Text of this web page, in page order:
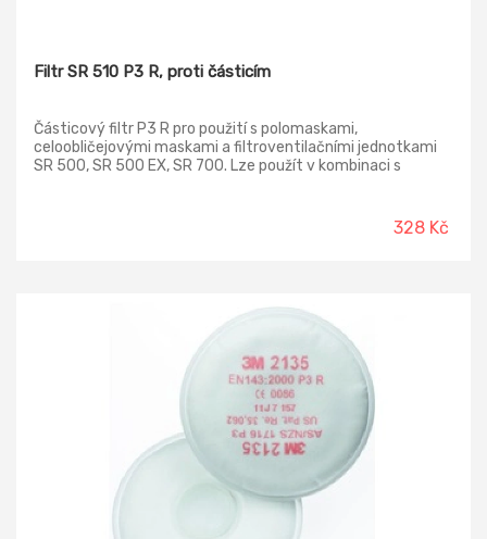
Filtr SR 510 P3 R, proti částicím
Částicový filtr P3 R pro použití s polomaskami,
celoobličejovými maskami a filtroventilačními jednotkami
SR 500, SR 500 EX, SR 700. Lze použít v kombinaci s
328 Kč